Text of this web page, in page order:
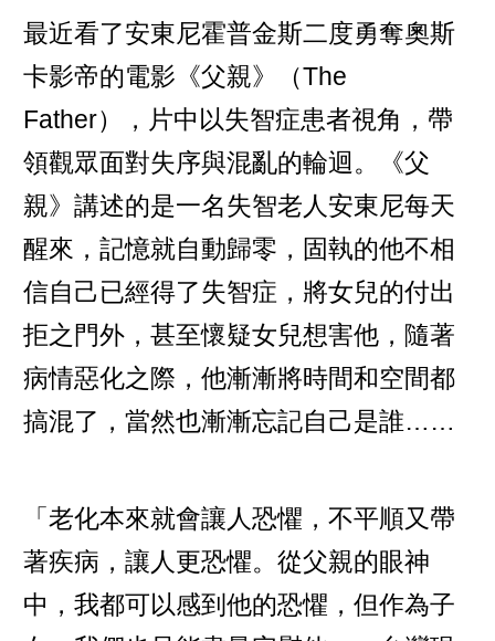
最近看了安東尼霍普金斯二度勇奪奧斯
卡影帝的電影《父親》（The
Father），片中以失智症患者視角，帶
領觀眾面對失序與混亂的輪迴。《父
親》講述的是一名失智老人安東尼每天
醒來，記憶就自動歸零，固執的他不相
信自己已經得了失智症，將女兒的付出
拒之門外，甚至懷疑女兒想害他，隨著
病情惡化之際，他漸漸將時間和空間都
搞混了，當然也漸漸忘記自己是誰……
「老化本來就會讓人恐懼，不平順又帶
著疾病，讓人更恐懼。從父親的眼神
中，我都可以感到他的恐懼，但作為子